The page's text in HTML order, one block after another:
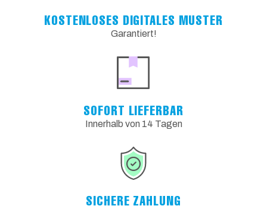
KOSTENLOSES DIGITALES MUSTER
Garantiert!
SOFORT LIEFERBAR
Innerhalb von 14 Tagen
SICHERE ZAHLUNG